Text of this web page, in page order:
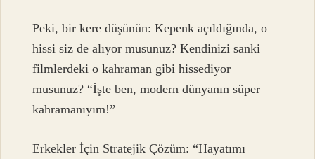
Peki, bir kere düşünün: Kepenk açıldığında, o
hissi siz de alıyor musunuz? Kendinizi sanki
filmlerdeki o kahraman gibi hissediyor
musunuz? “İşte ben, modern dünyanın süper
kahramanıyım!”
Erkekler İçin Stratejik Çözüm: “Hayatımı